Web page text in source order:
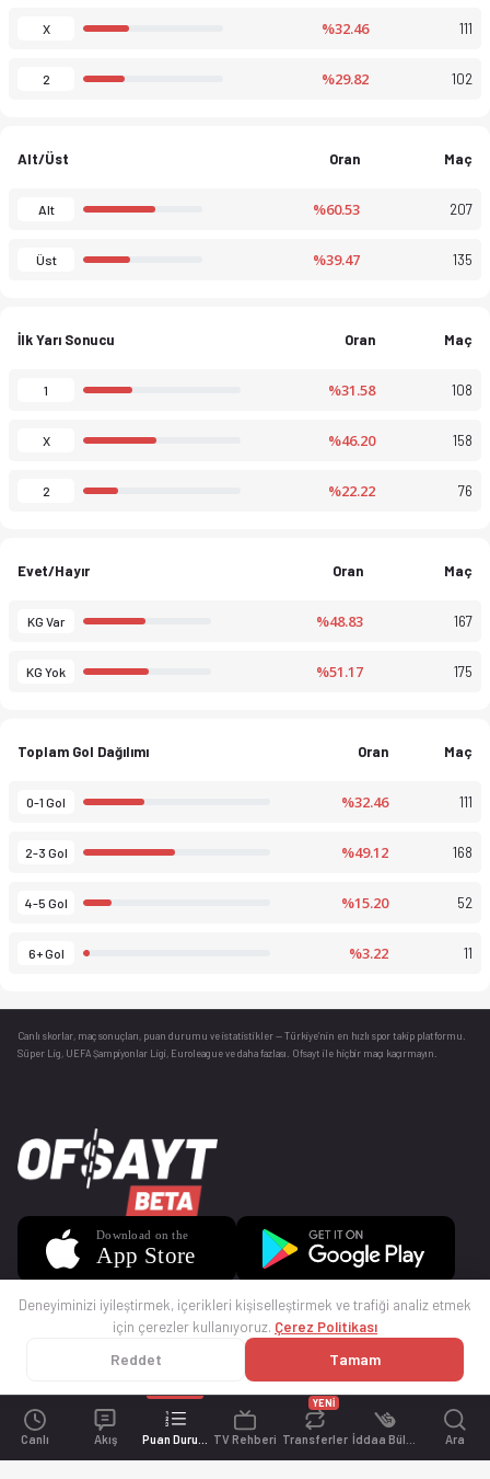
Canlı Akış TV Rehberi Transferler
YENİ
Ara
X %32.46 111
2 %29.82 102
Alt/Üst Oran Maç
Alt %60.53 207
Üst %39.47 135
İlk Yarı Sonucu Oran Maç
1 %31.58 108
X %46.20 158
2 %22.22 76
Evet/Hayır Oran Maç
KG Var %48.83 167
KG Yok %51.17 175
Toplam Gol Dağılımı Oran Maç
0-1 Gol %32.46 111
2-3 Gol %49.12 168
4-5 Gol %15.20 52
6+ Gol %3.22 11
Canlı skorlar , maç sonuçları, puan durumu ve istatistikler — Türkiye’nin en hızlı spor takip platformu.
Süper Lig, UEFA Şampiyonlar Ligi, Euroleague ve daha fazlası. Ofsayt ile hiçbir maçı kaçırmayın.
© 2025 Ofsayt
Deneyiminizi iyileştirmek, içerikleri kişiselleştirmek ve trafiği analiz etmek
için çerezler kullanıyoruz. Çerez Politikası
Reddet Tamam